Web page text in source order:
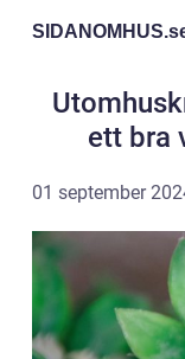
SIDANOMHUS.
ett bra
01 september